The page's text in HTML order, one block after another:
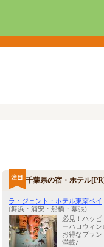
千葉県の宿・ホテル
ラ・ジェント・ホテル東京ベイ
(舞浜・浦安・船橋・幕張)
必見！ハッピ
ーハロウィン
お得なプラン
満載♪